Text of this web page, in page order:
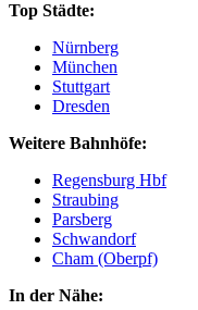
Top Städte:
Nürnberg
München
Stuttgart
Dresden
Weitere Bahnhöfe:
Regensburg Hbf
Straubing
Parsberg
Schwandorf
Cham (Oberpf)
In der Nähe: